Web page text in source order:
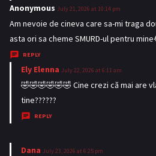
s
Anonymous s
a
y
:
July 21, 2026 at 10:14 pm
Am nevoie de cineva care sa-mi traga
asta ori sa cheme SMURD-ul pentru
REPLY
Ely Elenna s
a
July 22, 2026 at 6:11 am
🤣🤣🤣🤣🤣🤣 Cine crezi că mai are
tine??????
REPLY
Dana sJuly 23, 2026 at 6:25 pm